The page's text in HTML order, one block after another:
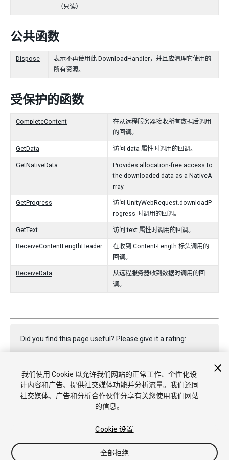
（只读）
公共函数
Dispose
表示不再使用此 DownloadHandler，并且应清理它使用的
所有资源。
受保护的函数
CompleteContent
在从远程服务器接收所有数据后调用
的回调。
GetData 访问 data 属性时调用的回调。
GetNativeData
Provides allocation-free access to
the downloaded data as a NativeA
rray.
GetProgress
访问 UnityWebRequest.downloadP
rogress 时调用的回调。
GetText 访问 text 属性时调用的回调。
ReceiveContentLengthHeader
在收到 Content-Length 标头调用的
回调。
ReceiveData
从远程服务器收到数据时调用的回
调。
Did you find this page useful? Please give it a rating:
Report a problem on this page
Copyright © 2022 Unity Technologies. Publication 2022.3
我们使用 Cookie 以允许我们网站的正常工作、个性化设
计内容和广告、提供社交媒体功能并分析流量。我们还同
社交媒体、广告和分析合作伙伴分享有关您使用我们网站
的信息。
Cookie 设置
全部拒绝